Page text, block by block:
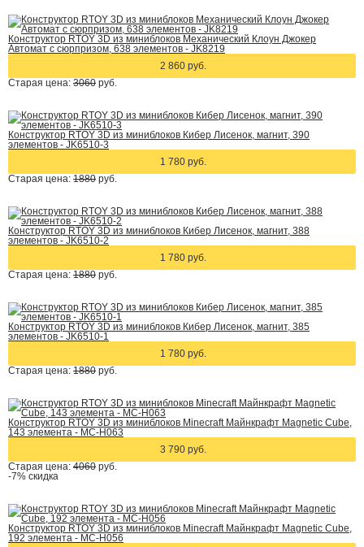
Конструктор RTOY 3D из миниблоков Механический Клоун Джокер
Автомат с сюрпризом, 638 элементов - JK8219
2 860 руб.
Старая цена: 3060 руб.
Конструктор RTOY 3D из миниблоков Кибер Лисенок, магнит, 390
элементов - JK6510-3
1 780 руб.
Старая цена: 1880 руб.
Конструктор RTOY 3D из миниблоков Кибер Лисенок, магнит, 388
элементов - JK6510-2
1 780 руб.
Старая цена: 1880 руб.
Конструктор RTOY 3D из миниблоков Кибер Лисенок, магнит, 385
элементов - JK6510-1
1 780 руб.
Старая цена: 1880 руб.
Конструктор RTOY 3D из миниблоков Minecraft Майнкрафт Magnetic Cube,
143 элемента - MC-H063
3 790 руб.
Старая цена: 4060 руб.
-7% скидка
Конструктор RTOY 3D из миниблоков Minecraft Майнкрафт Magnetic Cube,
192 элемента - MC-H056